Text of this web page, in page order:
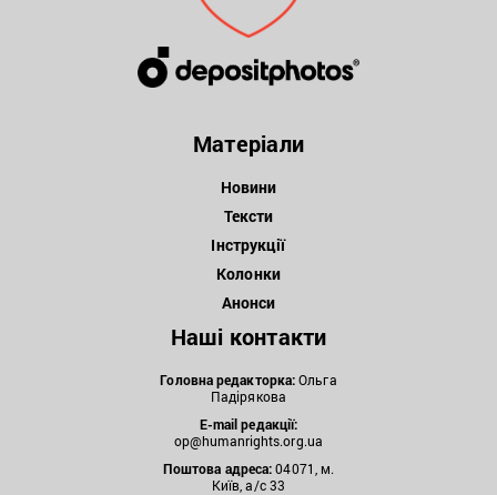
Матеріали
Новини
Тексти
Інструкції
Колонки
Анонси
Наші контакти
Головна редакторка:Ольга
Падірякова
E-mail редакції:
op@humanrights.org.ua
Поштова адреса:04071, м.
Київ, а/с 33